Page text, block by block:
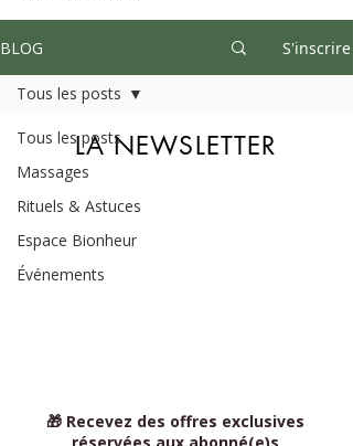
BLOG S'inscrire
Tous les posts
Massages
Rituels & Astuces
Espace Bionheur
Événements
Tous les posts
LA NEWSLETTER
🎁 Recevez des offres exclusives